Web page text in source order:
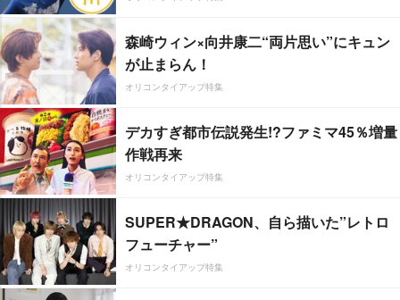
森崎ウィン×向井康二“両片思い”にキュン
が止まらん！
オリコンタイアップ特集
デカすぎ都市伝説発生!?ファミマ45％増量
作戦再来
オリコンタイアップ特集
SUPER★DRAGON、自ら描いた”レトロ
フューチャー”
オリコンタイアップ特集